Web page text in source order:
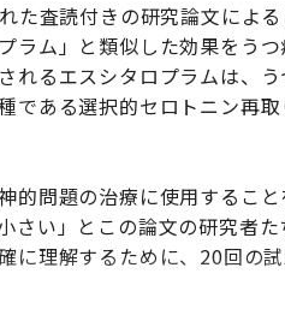
た査読付きの研究論文によ
ラム」と類似した効果をう
れるエスシタロプラムは、
である選択的セロトニン再
的問題の治療に使用するこ
さい」とこの論文の研究者
に理解するために、20回の